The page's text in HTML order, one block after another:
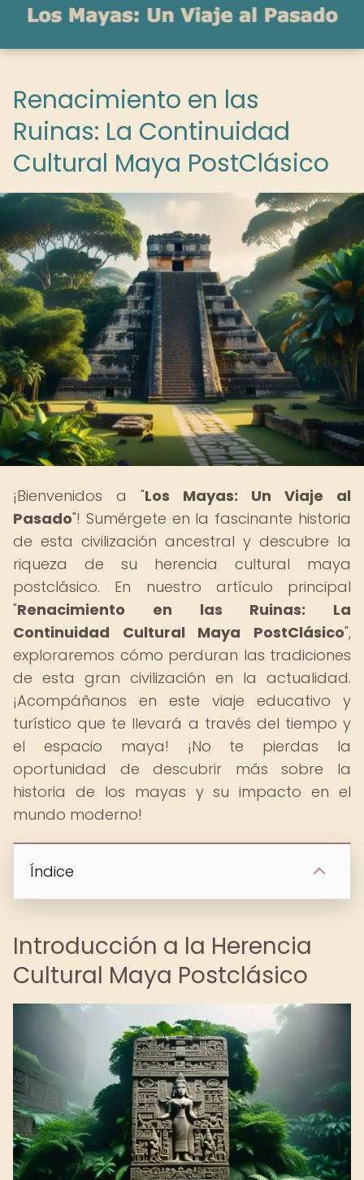
Renacimiento en las
Ruinas: La Continuidad
Cultural Maya PostClásico
¡Bienvenidos a "Los Mayas: Un Viaje al
Pasado"! Sumérgete en la fascinante historia
de esta civilización ancestral y descubre la
riqueza de su herencia cultural maya
postclásico. En nuestro artículo principal
"Renacimiento en las Ruinas: La
Continuidad Cultural Maya PostClásico",
exploraremos cómo perduran las tradiciones
de esta gran civilización en la actualidad.
¡Acompáñanos en este viaje educativo y
turístico que te llevará a través del tiempo y
el espacio maya! ¡No te pierdas la
oportunidad de descubrir más sobre la
historia de los mayas y su impacto en el
mundo moderno!
Índice
Introducción a la Herencia
Cultural Maya Postclásico